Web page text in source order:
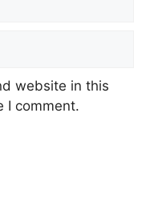
website in this
I comment.